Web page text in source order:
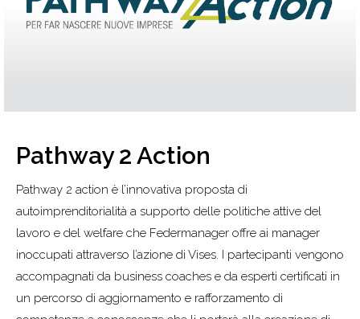
Pathway 2 Action
Pathway 2 action è l’innovativa proposta di
autoimprenditorialità a supporto delle politiche attive del
lavoro e del welfare che Federmanager offre ai manager
inoccupati attraverso l’azione di Vises. I partecipanti vengono
accompagnati da business coaches e da esperti certificati in
un percorso di aggiornamento e rafforzamento di